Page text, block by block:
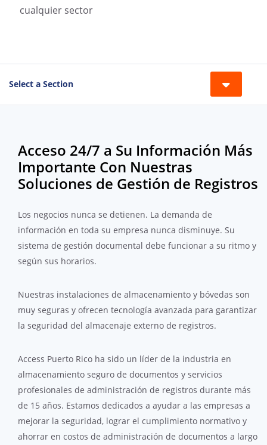
cualquier sector
Select a Section
Toggle
Acceso 24/7 a Su Información Más
Importante Con Nuestras
Soluciones de Gestión de Registros
Los negocios nunca se detienen. La demanda de
información en toda su empresa nunca disminuye. Su
sistema de gestión documental debe funcionar a su ritmo y
según sus horarios.
Nuestras instalaciones de almacenamiento y bóvedas son
muy seguras y ofrecen tecnología avanzada para garantizar
la seguridad del almacenaje externo de registros.
Access Puerto Rico ha sido un líder de la industria en
almacenamiento seguro de documentos y servicios
profesionales de administración de registros durante más
de 15 años. Estamos dedicados a ayudar a las empresas a
mejorar la seguridad, lograr el cumplimiento normativo y
ahorrar en costos de administración de documentos a largo